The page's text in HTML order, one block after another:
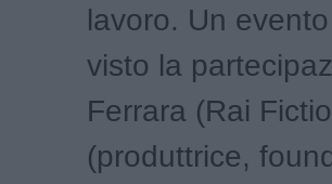
lavoro. Un
visto la
Ferrara (Rai
(produttrice,